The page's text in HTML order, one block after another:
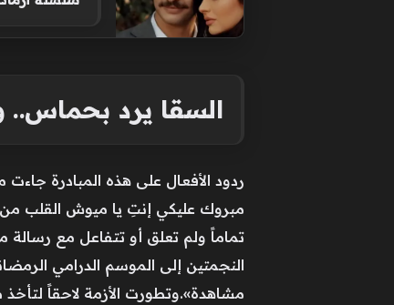
السقا يرد
ردود الأفعال على هذه المبادرة
مبروك عليكي إنتِ يا ميوش القلب من
تماماً ولم تعلق أو تتفاعل مع رسالة
النجمتين إلى الموسم الدرامي
مشاهدة».وتطورت الأزمة لاحقاً لتأخذ